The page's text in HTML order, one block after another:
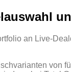
an
von